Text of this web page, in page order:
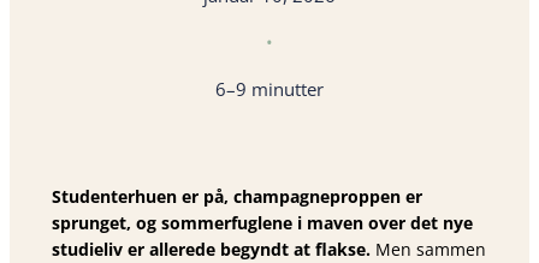
•
6–9 minutter
Studenterhuen er på, champagneproppen er
sprunget, og sommerfuglene i maven over det nye
studieliv er allerede begyndt at flakse. Men sammen